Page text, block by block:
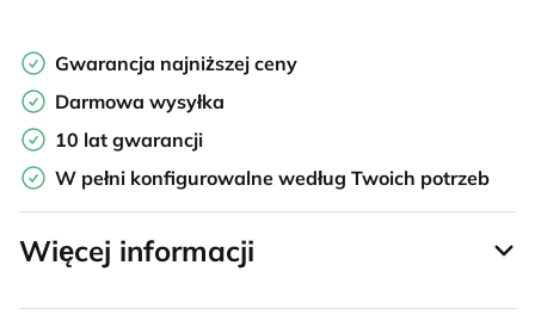
Gwarancja najniższej ceny
Darmowa wysyłka
10 lat gwarancji
W pełni konfigurowalne według Twoich potrzeb
Więcej informacji